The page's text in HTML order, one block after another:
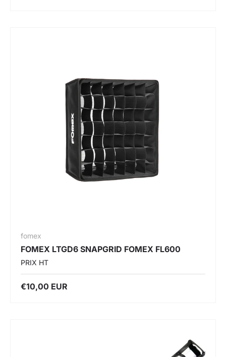
fomex
FOMEX LTGD6 SNAPGRID FOMEX FL600
PRIX HT
€10,00 EUR